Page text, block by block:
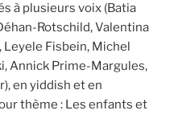
à plusieurs voix (Batia
Rotschild, Valentina
Fisbein, Michel
Annick Prime-Margules,
en yiddish et en
thème : Les enfants et